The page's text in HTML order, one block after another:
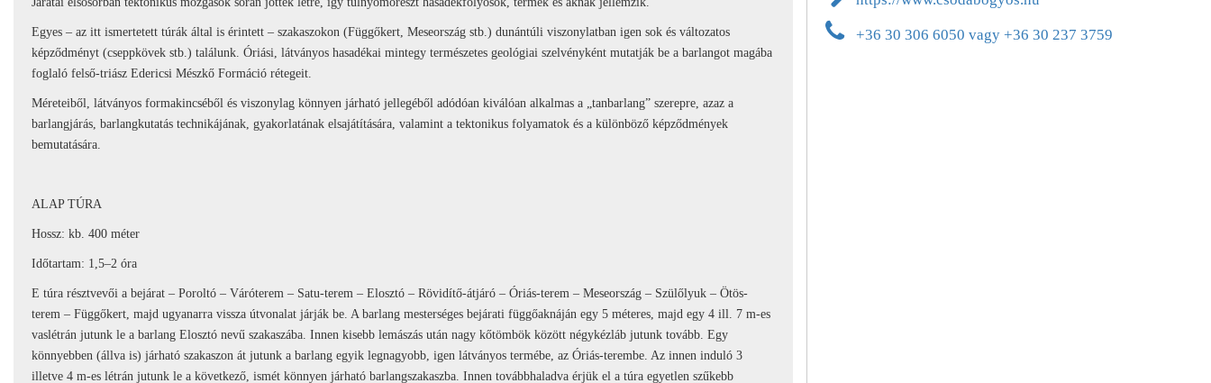
+36 30 306 6050 vagy +36 30 237 3759
Egyes – az itt ismertetett túrák által is érintett – szakaszokon (Függőkert, Meseország stb.) dunántúli viszonylatban igen sok és változatos
képződményt (cseppkövek stb.) találunk. Óriási, látványos hasadékai mintegy természetes geológiai szelvényként mutatják be a barlangot magába
foglaló felső-triász Edericsi Mészkő Formáció rétegeit.
Méreteiből, látványos formakincséből és viszonylag könnyen járható jellegéből adódóan kiválóan alkalmas a „tanbarlang” szerepre, azaz a
barlangjárás, barlangkutatás technikájának, gyakorlatának elsajátítására, valamint a tektonikus folyamatok és a különböző képződmények
bemutatására.
ALAP TÚRA
Hossz: kb. 400 méter
Időtartam: 1,5–2 óra
E túra résztvevői a bejárat – Poroltó – Váróterem – Satu-terem – Elosztó – Rövidítő-átjáró – Óriás-terem – Meseország – Szülőlyuk – Ötös-
terem – Függőkert, majd ugyanarra vissza útvonalat járják be. A barlang mesterséges bejárati függőaknáján egy 5 méteres, majd egy 4 ill. 7 m-es
vaslétrán jutunk le a barlang Elosztó nevű szakaszába. Innen kisebb lemászás után nagy kőtömbök között négykézláb jutunk tovább. Egy
könnyebben (állva is) járható szakaszon át jutunk a barlang egyik legnagyobb, igen látványos termébe, az Óriás-terembe. Az innen induló 3
illetve 4 m-es létrán jutunk le a következő, ismét könnyen járható barlangszakaszba. Innen továbbhaladva érjük el a túra egyetlen szűkebb